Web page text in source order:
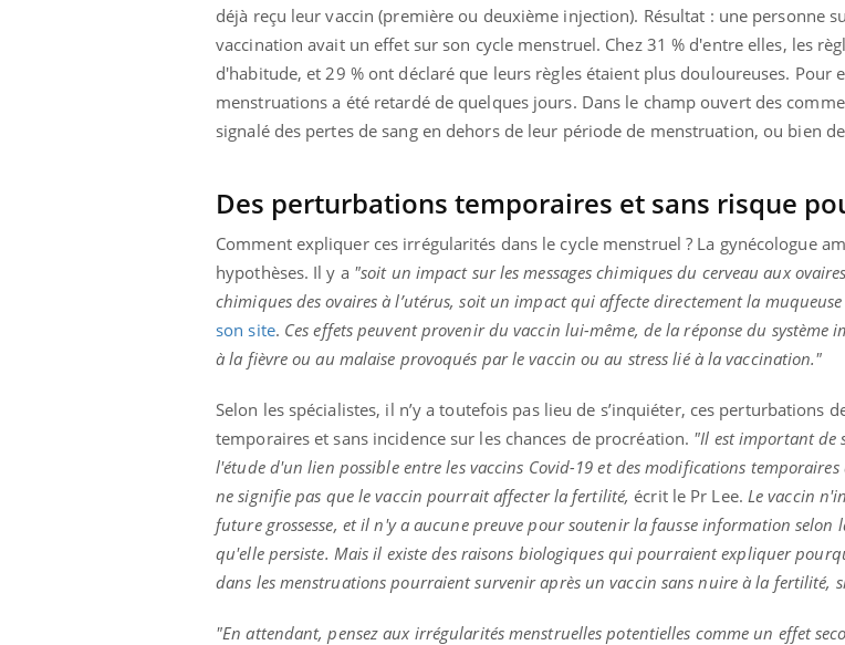
déjà reçu leur vaccin (première ou deuxième injection). Résultat : une personne
vaccination avait un effet sur son cycle menstruel. Chez 31 % d'entre elles, les
d'habitude, et 29 % ont déclaré que leurs règles étaient plus douloureuses. Pour
menstruations a été retardé de quelques jours. Dans le champ ouvert des
signalé des pertes de sang en dehors de leur période de menstruation, ou bien
Des perturbations temporaires et sans risque
Comment expliquer ces irrégularités dans le cycle menstruel ? La gynécologue
hypothèses. Il y a "soit un impact sur les messages chimiques du cerveau aux
chimiques des ovaires à l’utérus, soit un impact qui affecte directement la muqueuse
son site. Ces effets peuvent provenir du vaccin lui-même, de la réponse du système
à la fièvre ou au malaise provoqués par le vaccin ou au stress lié à la vaccination."
Selon les spécialistes, il n’y a toutefois pas lieu de s’inquiéter, ces perturbations
temporaires et sans incidence sur les chances de procréation. "Il est important de
l'étude d'un lien possible entre les vaccins Covid-19 et des modifications
ne signifie pas que le vaccin pourrait affecter la fertilité, écrit le Pr Lee. Le vaccin
future grossesse, et il n'y a aucune preuve pour soutenir la fausse information
qu'elle persiste. Mais il existe des raisons biologiques qui pourraient expliquer
dans les menstruations pourraient survenir après un vaccin sans nuire à la fertilité,
"En attendant, pensez aux irrégularités menstruelles potentielles comme un effet
Eczéma Chronique des Mains :
expliquer ma maladieYoutube
Il y a des sujets qui sont faciles à aborder...
d'autres non ! D'un côté, poser des
Youtube
Carence en fer : comprendre pour
prévenirYoutube
Fatigue, irritabilité, brouillard mental ou
même alopécie… Les symptômes de la
osait
reste